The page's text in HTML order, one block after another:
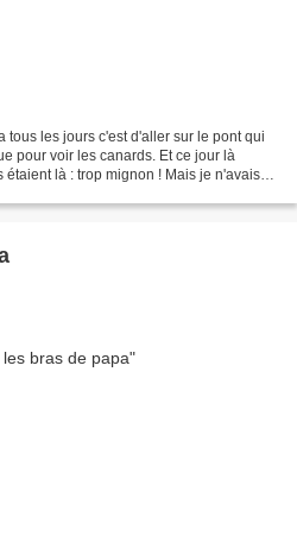
tous les jours c'est d'aller sur le pont qui
pour voir les canards. Et ce jour là
là : trop mignon ! Mais je n'avais